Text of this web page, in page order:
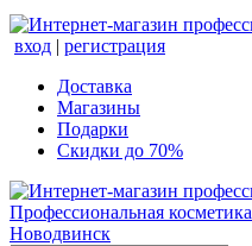
вход | регистрация
Доставка
Магазины
Подарки
Скидки до 70%
Профессиональная косметика
Новодвинск